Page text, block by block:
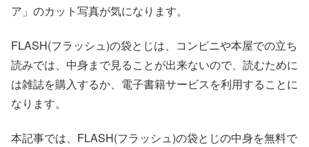
ア」のカット写真が気になります。
FLASH(フラッシュ)の袋とじは、コンビニや本屋での立ち
読みでは、中身まで見ることが出来ないので、読むために
は雑誌を購入するか、電子書籍サービスを利用することに
なります。
本記事では、FLASH(フラッシュ)の袋とじの中身を無料で